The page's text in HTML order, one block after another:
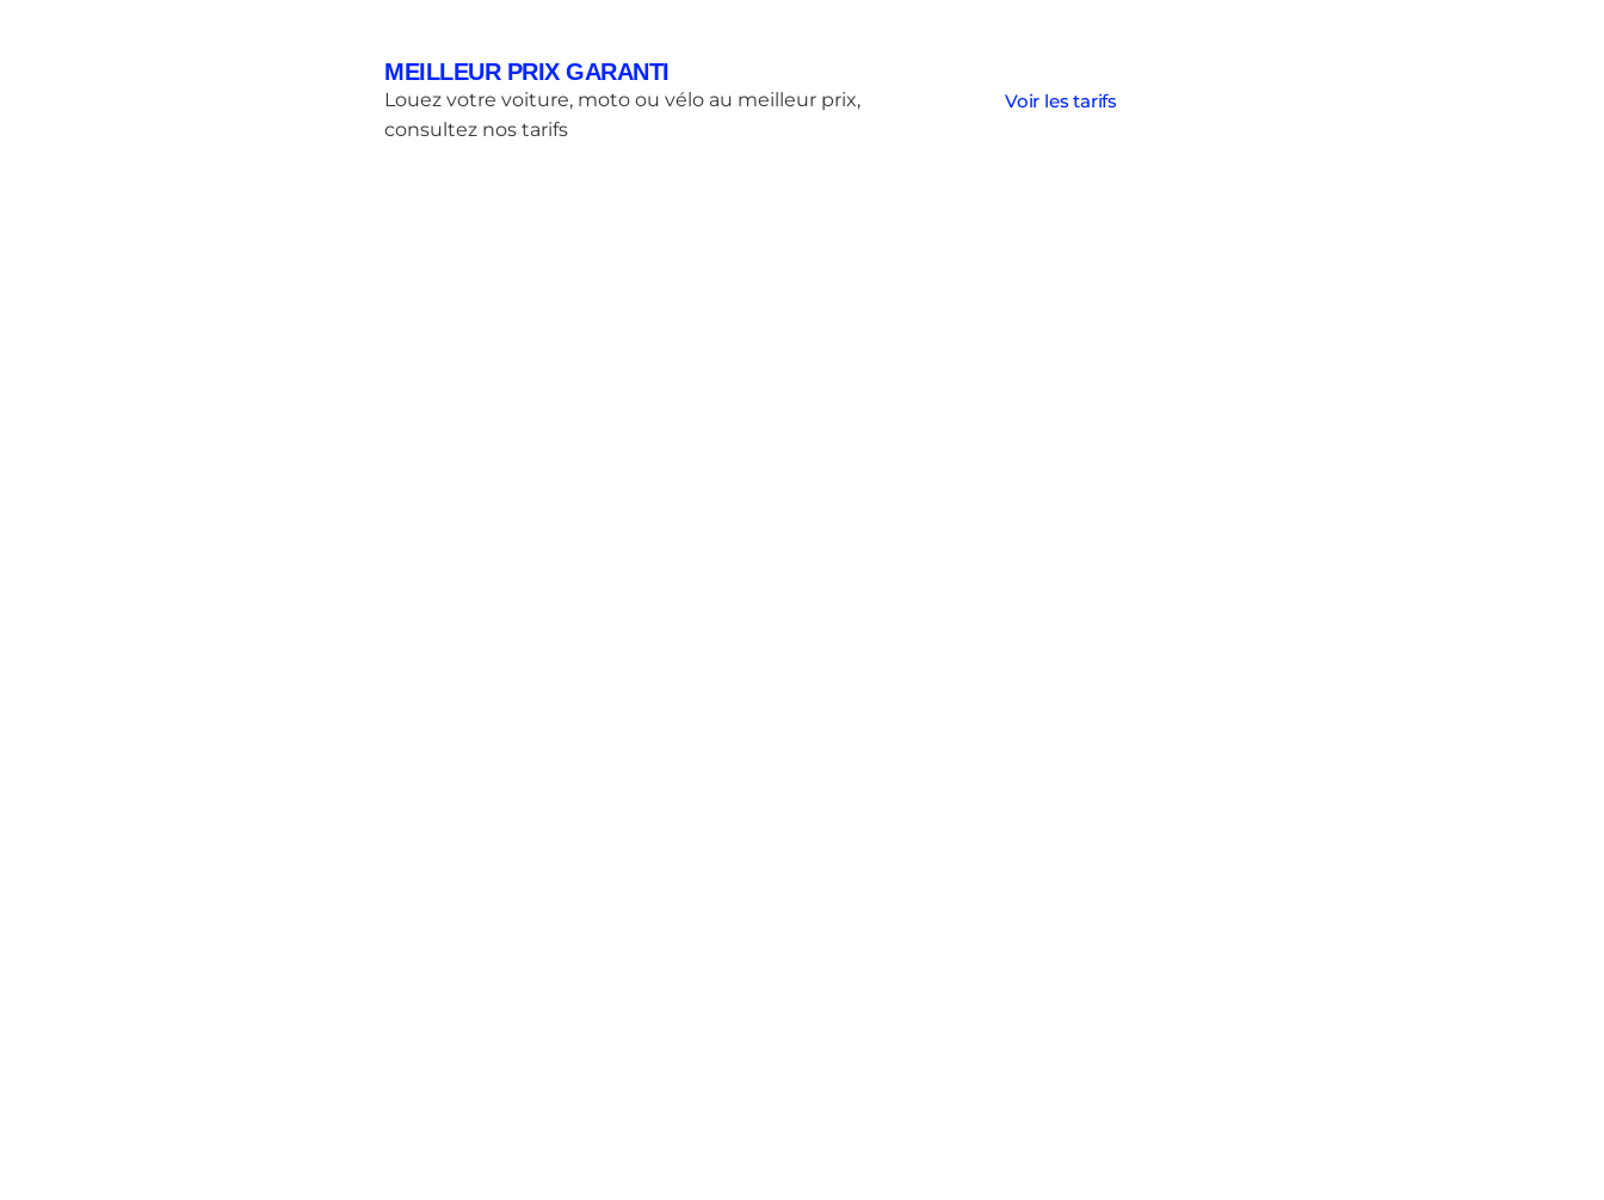
MEILLEUR PRIX GARANTI
Louez votre voiture, moto ou vélo au meilleur prix,
consultez nos tarifs
Voir les tarifs